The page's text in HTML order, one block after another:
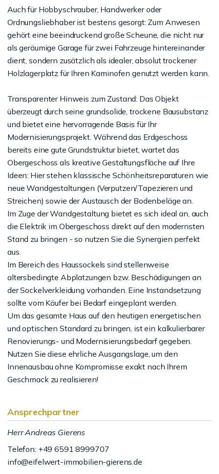
Auch für Hobbyschrauber, Handwerker oder
Ordnungsliebhaber ist bestens gesorgt: Zum Anwesen
gehört eine beeindruckend große Scheune, die nicht nur
als geräumige Garage für zwei Fahrzeuge hintereinander
dient, sondern zusätzlich als idealer, absolut trockener
Holzlagerplatz für Ihren Kaminofen genutzt werden kann.
Transparenter Hinweis zum Zustand: Das Objekt
überzeugt durch seine grundsolide, trockene Bausubstanz
und bietet eine hervorragende Basis für Ihr
Modernisierungsprojekt. Während das Erdgeschoss
bereits eine gute Grundstruktur bietet, wartet das
Obergeschoss als kreative Gestaltungsfläche auf Ihre
Ideen: Hier stehen klassische Schönheitsreparaturen wie
neue Wandgestaltungen (Verputzen/Tapezieren und
Streichen) sowie der Austausch der Bodenbeläge an.
Im Zuge der Wandgestaltung bietet es sich ideal an, auch
die Elektrik im Obergeschoss direkt auf den modernsten
Stand zu bringen - so nutzen Sie die Synergien perfekt
aus.
Im Bereich des Haussockels sind stellenweise
altersbedingte Abplatzungen bzw. Beschädigungen an
der Sockelverkleidung vorhanden. Eine Instandsetzung
sollte vom Käufer bei Bedarf eingeplant werden.
Um das gesamte Haus auf den heutigen energetischen
und optischen Standard zu bringen, ist ein kalkulierbarer
Renovierungs- und Modernisierungsbedarf gegeben.
Nutzen Sie diese ehrliche Ausgangslage, um den
Innenausbau ohne Kompromisse exakt nach Ihrem
Geschmack zu realisieren!
Ansprechpartner
Herr Andreas Gierens
Telefon: +49 6591 8999707
info@eifelwert-immobilien-gierens.de